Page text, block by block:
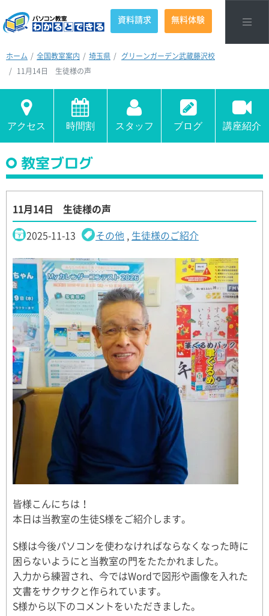
資料請求 無料体験
ホーム 全国教室案内 埼玉県
グリーンガーデン武蔵藤沢校
11月14日 生徒様の声
アクセス 時間割 スタッフ ブログ 講座紹介
教室ブログ
11月14日 生徒様の声
2025-11-13
その他 , 生徒様のご紹介
皆様こんにちは！
本日は当教室の生徒S様をご紹介します。
S様は今後パソコンを使わなければならなくなった時に
困らないようにと当教室の門をたたかれました。
入力から練習され、今ではWordで図形や画像を入れた
文書をサクサクと作られています。
S様から以下のコメントをいただきました。